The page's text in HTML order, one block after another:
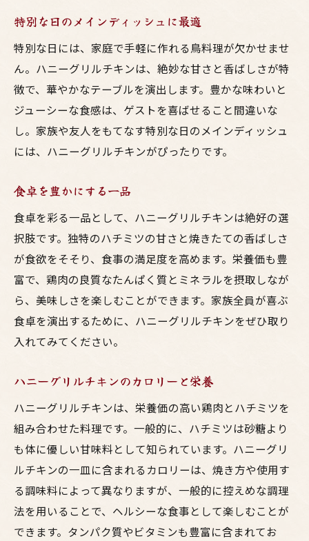
特別な日のメインディッシュに最適
特別な日には、家庭で手軽に作れる鳥料理が欠かせませ
ん。ハニーグリルチキンは、絶妙な甘さと香ばしさが特
徴で、華やかなテーブルを演出します。豊かな味わいと
ジューシーな食感は、ゲストを喜ばせること間違いな
し。家族や友人をもてなす特別な日のメインディッシュ
には、ハニーグリルチキンがぴったりです。
食卓を豊かにする一品
食卓を彩る一品として、ハニーグリルチキンは絶好の選
択肢です。独特のハチミツの甘さと焼きたての香ばしさ
が食欲をそそり、食事の満足度を高めます。栄養価も豊
富で、鶏肉の良質なたんぱく質とミネラルを摂取しなが
ら、美味しさを楽しむことができます。家族全員が喜ぶ
食卓を演出するために、ハニーグリルチキンをぜひ取り
入れてみてください。
ハニーグリルチキンのカロリーと栄養
ハニーグリルチキンは、栄養価の高い鶏肉とハチミツを
組み合わせた料理です。一般的に、ハチミツは砂糖より
も体に優しい甘味料として知られています。ハニーグリ
ルチキンの一皿に含まれるカロリーは、焼き方や使用す
る調味料によって異なりますが、一般的に控えめな調理
法を用いることで、ヘルシーな食事として楽しむことが
できます。タンパク質やビタミンも豊富に含まれてお